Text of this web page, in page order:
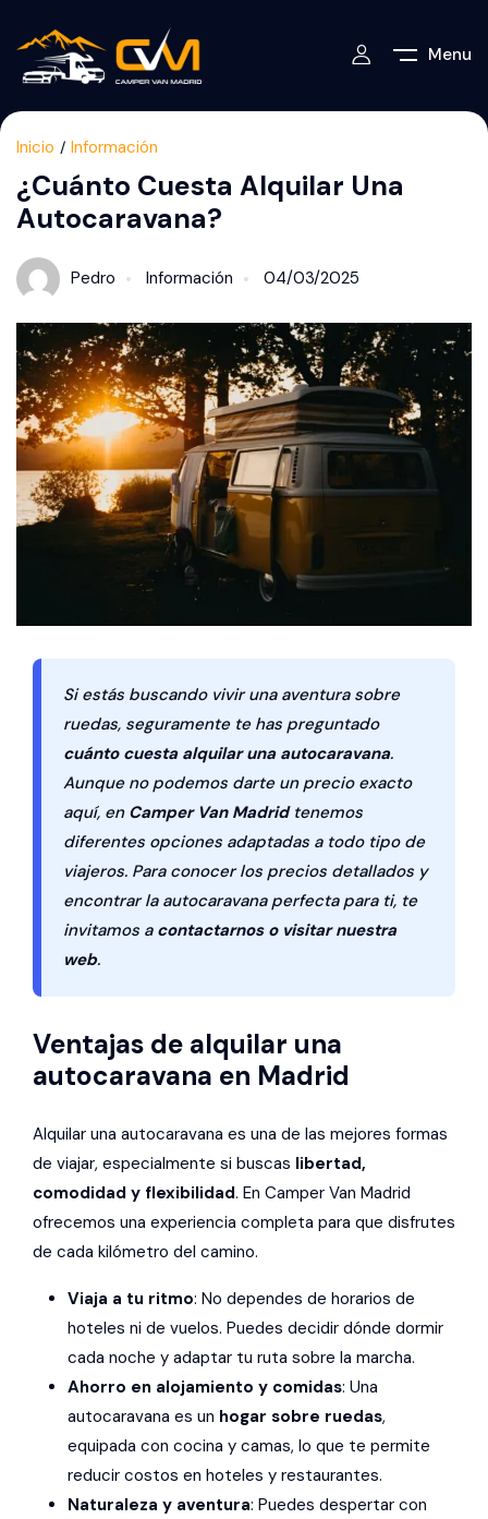
Menu
Inicio Información
¿Cuánto Cuesta Alquilar Una
Autocaravana?
Pedro Información 04/03/2025
Si estás buscando vivir una aventura sobre
ruedas, seguramente te has preguntado
cuánto cuesta alquilar una autocaravana.
Aunque no podemos darte un precio exacto
aquí, en Camper Van Madridtenemos
diferentes opciones adaptadas a todo tipo de
viajeros. Para conocer los precios detallados y
encontrar la autocaravana perfecta para ti, te
invitamos a contactarnos o visitar nuestra
web.
Ventajas de alquilar una
autocaravana en Madrid
Alquilar una autocaravana es una de las mejores formas
de viajar, especialmente si buscas libertad,
comodidad y flexibilidad. En Camper Van Madrid
ofrecemos una experiencia completa para que disfrutes
de cada kilómetro del camino.
Viaja a tu ritmo: No dependes de horarios de
hoteles ni de vuelos. Puedes decidir dónde dormir
cada noche y adaptar tu ruta sobre la marcha.
Ahorro en alojamiento y comidas: Una
autocaravana es un hogar sobre ruedas,
equipada con cocina y camas, lo que te permite
reducir costos en hoteles y restaurantes.
Naturaleza y aventura: Puedes despertar con